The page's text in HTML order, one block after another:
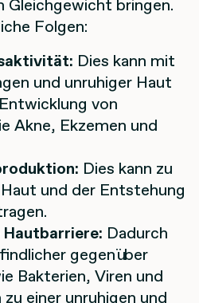
Gleichgewicht bringen.
Folgen:
Dies kann mit
und unruhiger Haut
von
Akne, Ekzemen und
Dies kann zu
und der Entstehung
Dadurch
gegenüber
Bakterien, Viren und
einer unruhigen und